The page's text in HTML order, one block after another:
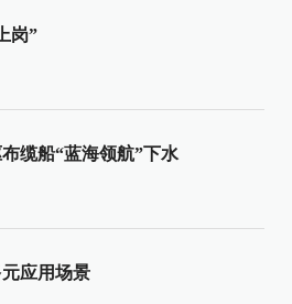
岗”
缆船“蓝海领航”下水
应用场景